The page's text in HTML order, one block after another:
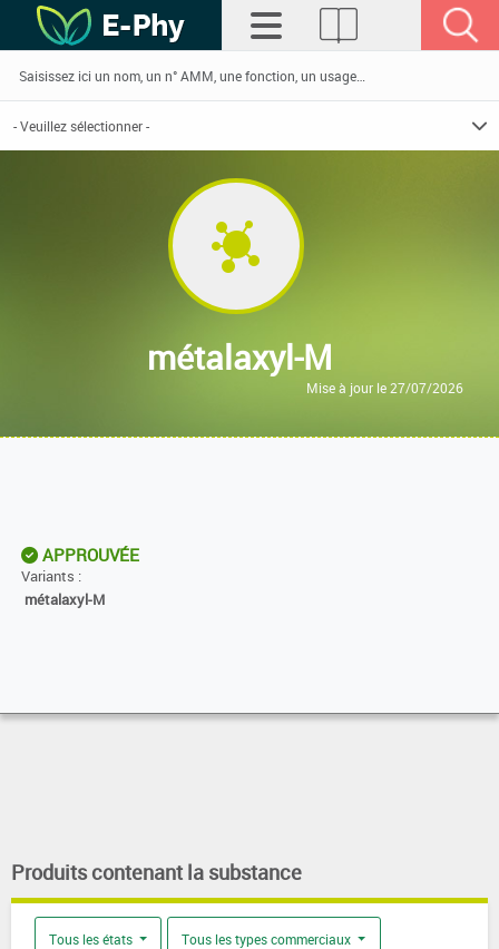
métalaxyl-M
Mise à jour le 27/07/2026
APPROUVÉE
Variants :
métalaxyl-M
Produits contenant la substance
Tous les états Tous les types commerciaux